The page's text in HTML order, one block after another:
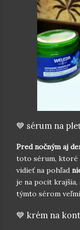
💙 sérum na
Pred nočným aj
toto sérum, ktoré
vidieť na pohľad
je na pocit krajšia,
týmto sérom
💙 krém na